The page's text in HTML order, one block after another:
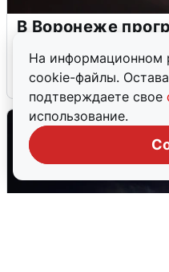
На информационном
cookie-файлы.
подтверждаете свое
использование.
В Воронеже
5 августа 0